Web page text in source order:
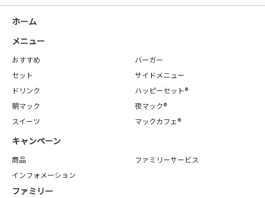
ホーム
メニュー
おすすめ
バーガー
セット
サイドメニュー
ドリンク
ハッピーセット®
朝マック
夜マック®
スイーツ
マックカフェ®
キャンペーン
商品
ファミリーサービス
インフォメーション
ファミリー